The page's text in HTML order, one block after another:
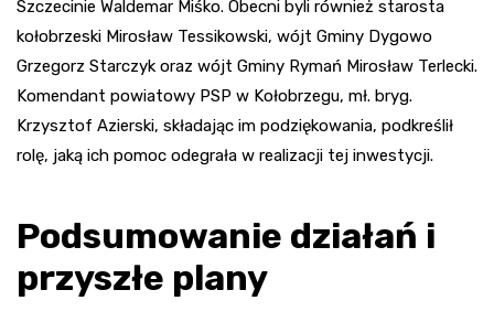
Szczecinie Waldemar Miśko. Obecni byli również starosta
kołobrzeski Mirosław Tessikowski, wójt Gminy Dygowo
Grzegorz Starczyk oraz wójt Gminy Rymań Mirosław Terlecki.
Komendant powiatowy PSP w Kołobrzegu, mł. bryg.
Krzysztof Azierski, składając im podziękowania, podkreślił
rolę, jaką ich pomoc odegrała w realizacji tej inwestycji.
Podsumowanie działań i
przyszłe plany